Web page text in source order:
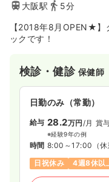
大阪駅
5分
【2018年8月OPEN★】
ックです！
検診・健診 保健師
日勤のみ（常勤）
給与 28.2万円/月 賞
※経験9年の例
時間 8:00～17:00 （
日祝休み
4週8休以